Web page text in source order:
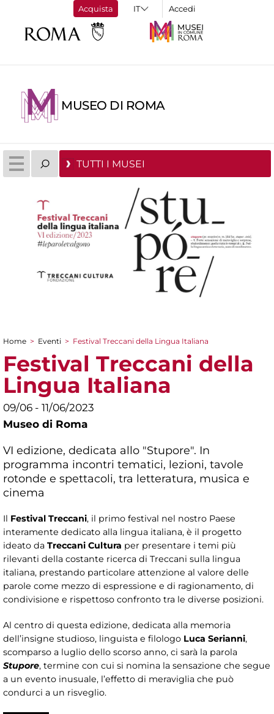
Acquista Accedi
MUSEO DI ROMA
TUTTI I MUSEI
Tu sei qui
Home > Eventi > Festival Treccani della Lingua Italiana
Festival Treccani della
Lingua Italiana
09/06 - 11/06/2023
Museo di Roma
VI edizione, dedicata allo "Stupore". In
programma incontri tematici, lezioni, tavole
rotonde e spettacoli, tra letteratura, musica e
cinema
Il Festival Treccani, il primo festival nel nostro Paese
interamente dedicato alla lingua italiana, è il progetto
ideato da Treccani Cultura per presentare i temi più
rilevanti della costante ricerca di Treccani sulla lingua
italiana, prestando particolare attenzione al valore delle
parole come mezzo di espressione e di ragionamento, di
condivisione e rispettoso confronto tra le diverse posizioni.
Al centro di questa edizione, dedicata alla memoria
dell’insigne studioso, linguista e filologo Luca Serianni,
scomparso a luglio dello scorso anno, ci sarà la parola
Stupore, termine con cui si nomina la sensazione che segue
a un evento inusuale, l’effetto di meraviglia che può
condurci a un risveglio.